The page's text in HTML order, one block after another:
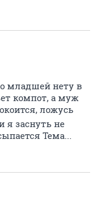
младшей нету в
компот, а муж
ложусь
я заснуть не
Тема...